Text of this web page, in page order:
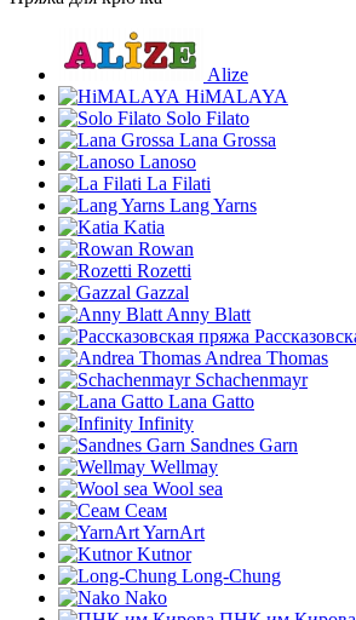
Alize
HiMALAYA
Solo Filato
Lana Grossa
Lanoso
La Filati
Lang Yarns
Katia
Rowan
Rozetti
Gazzal
Anny Blatt
Andrea Thomas
Schachenmayr
Lana Gatto
Infinity
Sandnes Garn
Wellmay
Wool sea
Сеам
YarnArt
Kutnor
Long-Chung
Nako